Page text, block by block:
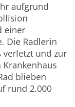
aufgrund
einer
Die Radlerin
und zur
blieben
rund 2.000